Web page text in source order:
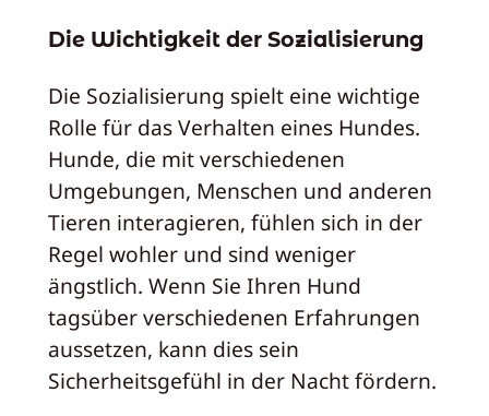
Die Wichtigkeit der Sozialisierung
Die Sozialisierung spielt eine wichtige
Rolle für das Verhalten eines Hundes.
Hunde, die mit verschiedenen
Umgebungen, Menschen und anderen
Tieren interagieren, fühlen sich in der
Regel wohler und sind weniger
ängstlich. Wenn Sie Ihren Hund
tagsüber verschiedenen Erfahrungen
aussetzen, kann dies sein
Sicherheitsgefühl in der Nacht fördern.